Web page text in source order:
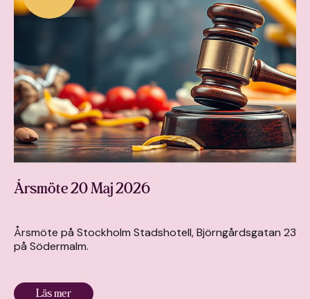
Årsmöte 20 Maj 2026
Årsmöte på Stockholm Stadshotell, Björngårdsgatan 23
på Södermalm.
Läs mer